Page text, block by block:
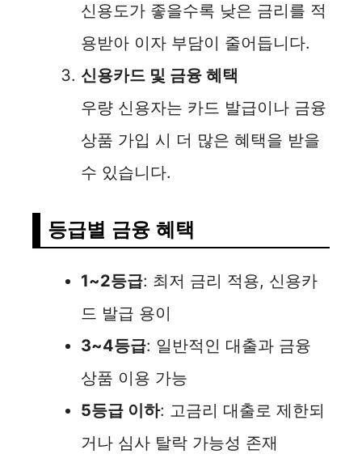
신용도가 좋을수록 낮은 금리를 적
용받아 이자 부담이 줄어듭니다.
신용카드 및 금융 혜택
우량 신용자는 카드 발급이나 금융
상품 가입 시 더 많은 혜택을 받을
수 있습니다.
등급별 금융 혜택
1~2등급: 최저 금리 적용, 신용카
드 발급 용이
3~4등급: 일반적인 대출과 금융
상품 이용 가능
5등급 이하: 고금리 대출로 제한되
거나 심사 탈락 가능성 존재